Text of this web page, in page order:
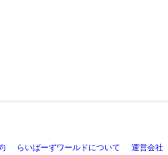
らいばーずワールドについて 運営会社